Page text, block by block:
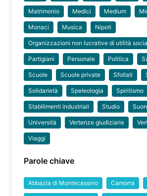
Matrimonio Medici Medium
Monaci Musica Nipoti
Organizzazioni non lucrative di utilità
Partigiani Personale Politica
Scuole Scuole private Sfollati
Solidarietà Speleologia Spiritismo
Stabilimenti industriali Studio
Università Vertenze giudiziarie
Viaggi
Parole chiave
Abbazia di Montecassino Camorra